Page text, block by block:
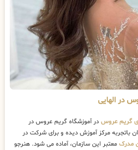
در الهایی
گریم عروس در آموزشگاه گریم عروس در
باتجربه مرکز آموزش دیده و برای شرکت در
مدرک معتبر این سازمان، آماده می شود. هنرجو